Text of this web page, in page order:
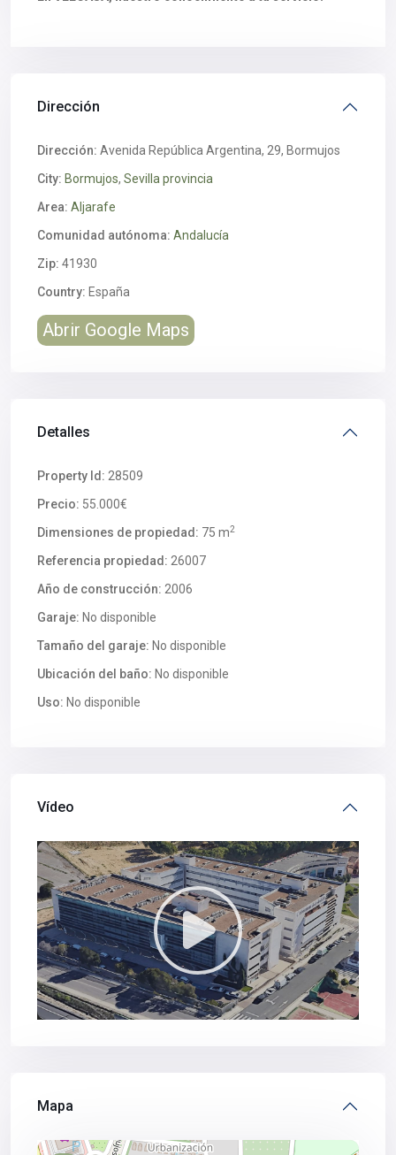
Dirección
Dirección: Avenida República Argentina, 29, Bormujos
City: Bormujos, Sevilla provincia
Area: Aljarafe
Comunidad autónoma: Andalucía
Zip: 41930
Country: España
Abrir Google Maps
Detalles
Property Id: 28509
Precio: 55.000€
Dimensiones de propiedad: 75 m2
Referencia propiedad: 26007
Año de construcción: 2006
Garaje: No disponible
Tamaño del garaje: No disponible
Ubicación del baño: No disponible
Uso: No disponible
Vídeo
Mapa